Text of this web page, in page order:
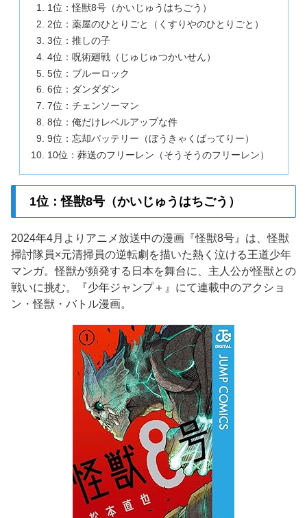
1位：怪獣8号（かいじゅうはちごう）
2位：薬屋のひとりごと（くすりやのひとりごと）
3位：推しの子
4位：呪術廻戦（じゅじゅつかいせん）
5位：ブルーロック
6位：ダンダダン
7位：チェンソーマン
8位：俺だけレベルアップな件
9位：忘却バッテリー（ぼうきゃくばってりー）
10位：葬送のフリーレン（そうそうのフリーレン）
1位：怪獣8号（かいじゅうはちごう）
2024年4月よりアニメ放送中の漫画『怪獣8号』は、怪獣
掃討隊員×元清掃員の逆転劇を描いた熱く泣ける王道少年
マンガ。怪獣が頻発する日本を舞台に、主人公が怪獣との
戦いに挑む。『少年ジャンプ＋』にて連載中のアクショ
ン・怪獣・バトル漫画。